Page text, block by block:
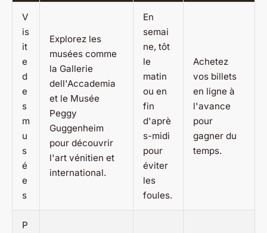
V
is
it
e
d
e
s
m
u
s
é
e
s
Explorez les
musées comme
la Gallerie
dell'Accademia
et le Musée
Peggy
Guggenheim
pour découvrir
l'art vénitien et
international.
En
semai
ne, tôt
le
matin
ou en
fin
d'aprè
s-midi
pour
éviter
les
foules.
Achetez
vos billets
en ligne à
l'avance
pour
gagner du
temps.
P